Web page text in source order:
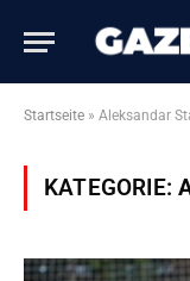
Startseite » Aleksandar
KATEGORIE: